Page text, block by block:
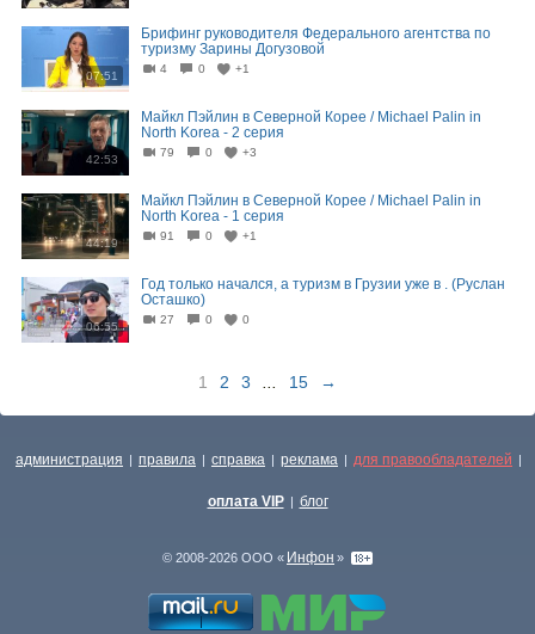
07:51
Брифинг руководителя Федерального агентства по
туризму Зарины Догузовой
4 0 +1
42:53
Майкл Пэйлин в Северной Корее / Michael Palin in
North Korea - 2 серия
79 0 +3
44:19
Майкл Пэйлин в Северной Корее / Michael Palin in
North Korea - 1 серия
91 0 +1
06:55
Год только начался, а туризм в Грузии уже в . (Руслан
Осташко)
27 0 0
1 2 3 15 →
администрация | правила | справка | реклама | для правообладателей |
оплата VIP | блог
© 2008-2026 ООО « Инфон »